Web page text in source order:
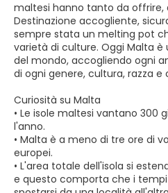
maltesi hanno tanto da offrire,
Destinazione accogliente,
sempre stata un melting pot
varietà di culture. Oggi Malta è
del mondo, accogliendo ogni
di ogni genere, cultura, razza e
Curiosità su Malta
• Le isole maltesi vantano 300
l'anno.
• Malta è a meno di tre ore di
europei.
• L'area totale dell'isola si
e questo comporta che i